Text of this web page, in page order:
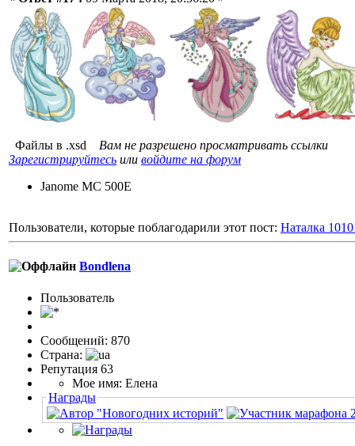
Файлы в .xsd Вам не разрешено просматривать ссылки
Зарегистрируйтесь или войдите на форум
Janome MC 500E
Пользователи, которые поблагодарили этот пост: Наталка
Bondlena
Пользовaтeль
Сообщений: 870
Страна:
Репутация 63
Мое имя: Елена
Награды